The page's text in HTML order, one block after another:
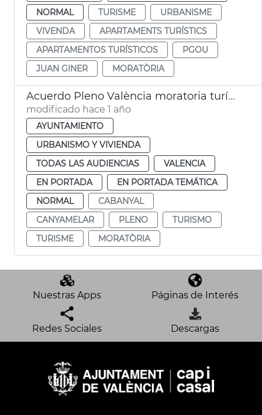
NORMAL
TURISME
URBANISME
VIVENDA
APARTAMENTS TURÍSTICS
APARTAMENTOS TURÍSTICOS
PGOU
JUAN GINER
MORATÒRIA
Acuerdo Pleno València moratoria turística Cabanyal-Canyamelar
modificado hace 1 año
AYUNTAMIENTO
URBANISMO Y VIVIENDA
TODAS LAS AUDIENCIAS
VALENCIA
EN PORTADA
EN PORTADA TEMÁTICA
NORMAL
CABANYAL
CANYAMELAR
PLENO
TURISMO
TURISME
MORATÒRIA
Nuestras Apps Páginas de Interés
Redes Sociales Descargas